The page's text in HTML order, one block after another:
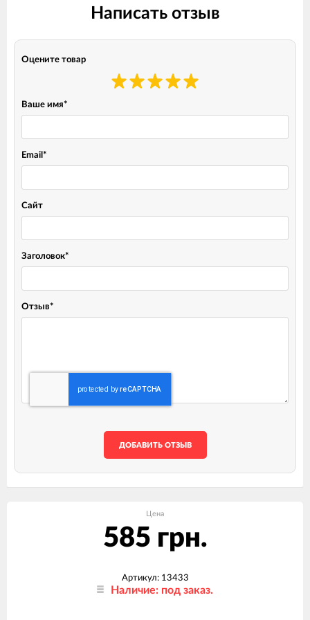
Написать отзыв
Оцените товар
Ваше имя*
Email *
Сайт
Заголовок*
Отзыв*
ДОБАВИТЬ ОТЗЫВ
Цена
585 грн.
Артикул: 13433
Наличие: под заказ.